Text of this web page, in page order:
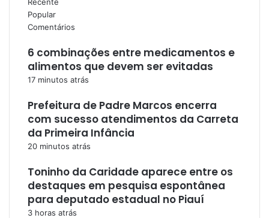
Popular
Comentários
6 combinações entre medicamentos e
alimentos que devem ser evitadas
17 minutos atrás
Prefeitura de Padre Marcos encerra
com sucesso atendimentos da Carreta
da Primeira Infância
20 minutos atrás
Toninho da Caridade aparece entre os
destaques em pesquisa espontânea
para deputado estadual no Piauí
3 horas atrás